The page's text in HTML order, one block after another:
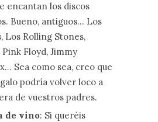
encantan los discos
Bueno, antiguos… Los
Los Rolling Stones,
Pink Floyd, Jimmy
Sea como sea, creo que
podría volver loco a
de vuestros padres.
de vino: Si queréis